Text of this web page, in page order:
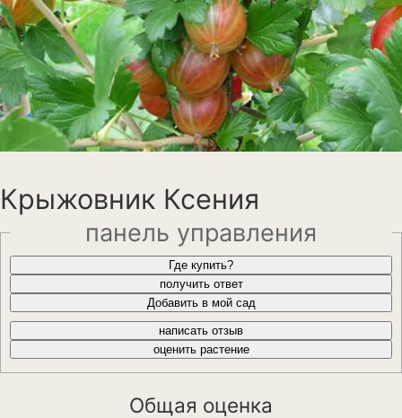
Анемона
Астильба
Астра
Бархатцы
Георгины
Гладиолус
Годеция
Крыжовник Ксения
панель управления
Где купить?
получить ответ
Добавить в мой сад
написать отзыв
оценить растение
Общая оценка